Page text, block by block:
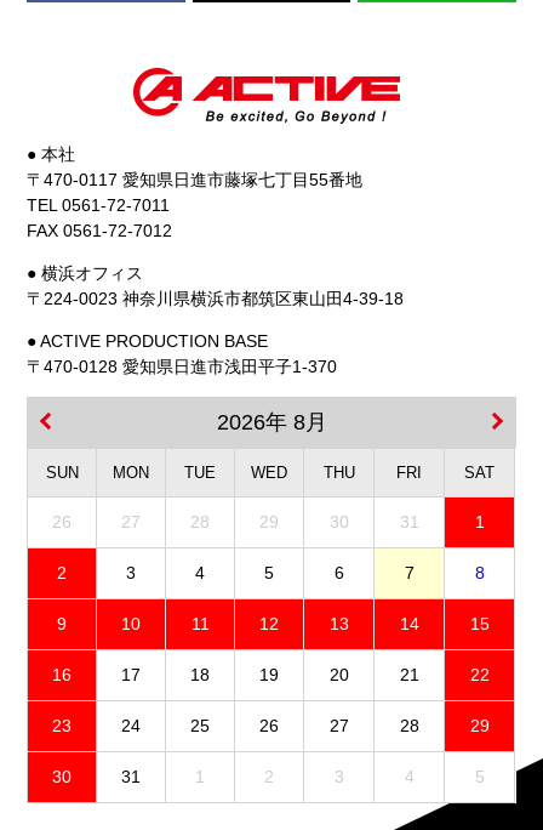
● 本社
〒470-0117 愛知県日進市藤塚七丁目55番地
TEL 0561-72-7011
FAX 0561-72-7012
● 横浜オフィス
〒224-0023 神奈川県横浜市都筑区東山田4-39-18
● ACTIVE PRODUCTION BASE
〒470-0128 愛知県日進市浅田平子1-370
2026年 8月
SUN MON TUE WED THU FRI SAT
26 27 28 29 30 31 1
2 3 4 5 6 7 8
9 10 11 12 13 14 15
16 17 18 19 20 21 22
23 24 25 26 27 28 29
30 31 1 2 3 4 5